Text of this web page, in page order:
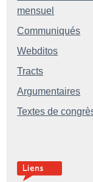
mensuel
Communiqués
Webditos
Tracts
Argumentaires
Textes de